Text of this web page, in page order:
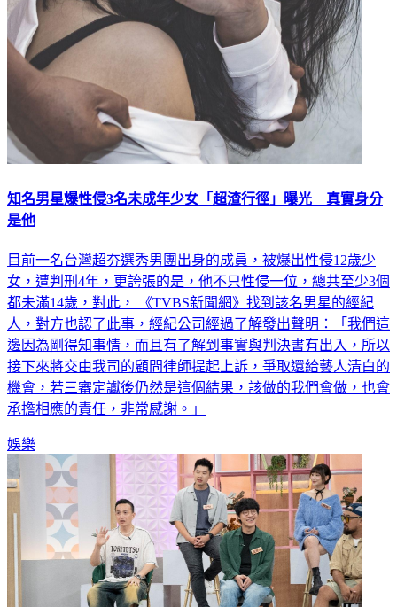
知名男星爆性侵3名未成年少女「超渣行徑」曝光 真實身分
是他
目前一名台灣超夯選秀男團出身的成員，被爆出性侵12歲少
女，遭判刑4年，更誇張的是，他不只性侵一位，總共至少3個
都未滿14歲，對此， 《TVBS新聞網》找到該名男星的經紀
人，對方也認了此事，經紀公司經過了解發出聲明：「我們這
邊因為剛得知事情，而且有了解到事實與判決書有出入，所以
接下來將交由我司的顧問律師提起上訴，爭取還給藝人清白的
機會，若三審定讞後仍然是這個結果，該做的我們會做，也會
承擔相應的責任，非常感謝。」
娛樂